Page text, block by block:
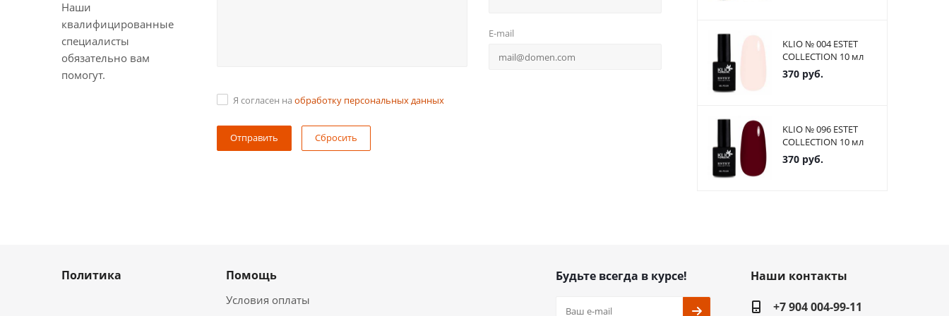
Наши
квалифицированные
специалисты
обязательно вам
помогут.
E-mail
Я согласен на обработку персональных данных
Сбросить
KLIO № 004 ESTET
COLLECTION 10 мл
370 руб.
KLIO № 096 ESTET
COLLECTION 10 мл
370 руб.
Политика Помощь
Условия оплаты
Будьте всегда в курсе!
Наши контакты
+7 904 004-99-11